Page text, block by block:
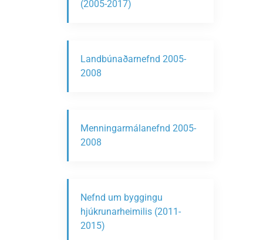
(2005-2017)
Landbúnaðarnefnd 2005-
2008
Menningarmálanefnd 2005-
2008
Nefnd um byggingu
hjúkrunarheimilis (2011-
2015)